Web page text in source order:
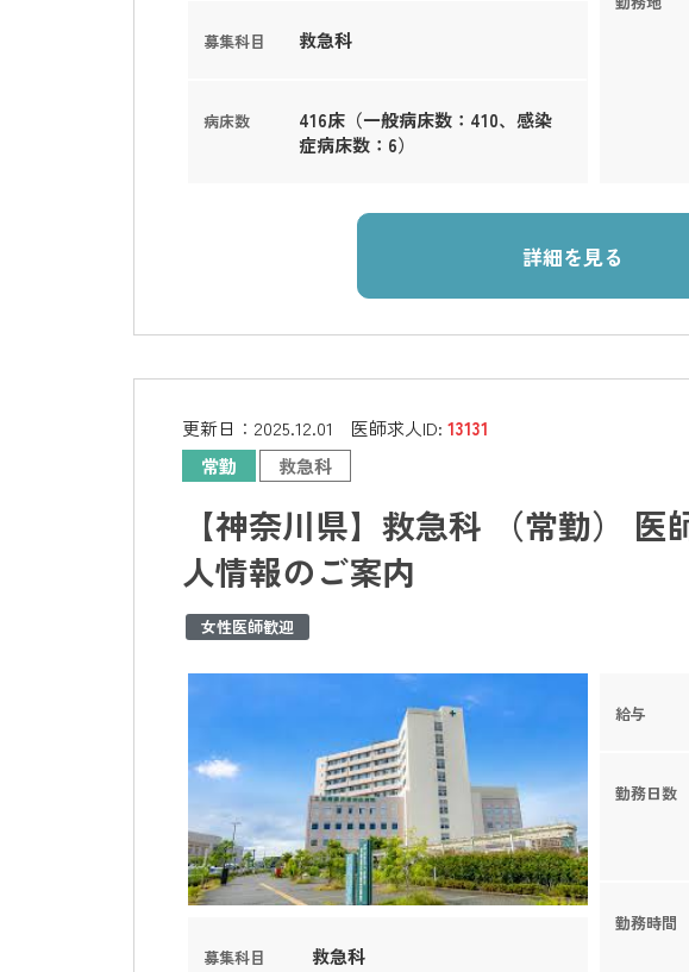
募集科目 救急科
病床数
416床（一般病床数：410、感染
症病床数：6）
詳細を見る
更新日： 2025.12.01 医師求人ID: 13131
常勤
救急科
【神奈川県】救急科 （常勤）
人情報のご案内
女性医師歓迎
募集科目 救急科
給与
勤務日数
勤務時間